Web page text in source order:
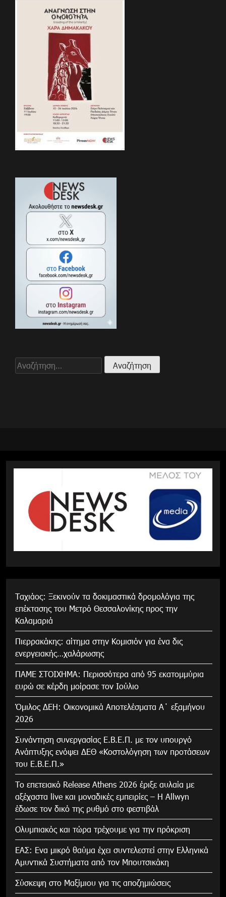
Αναζήτηση
για:
Tαχιάος: Ξεκινούν τα δοκιμαστικά δρομολόγια της
επέκτασης του Μετρό Θεσσαλονίκης προς την
Καλαμαριά
Πιερρακάκης: αίτημα στην Κομισιόν για ένα δις
ενεργειακής…χαλάρωσης
ΠΑΜΕ ΣΤΟΙΧΗΜΑ: Περισσότερα από 95 εκατομμύρια
ευρώ σε κέρδη μοίρασε τον Ιούλιο
Όμιλος ΔΕΗ: Οικονομικά Αποτελέσματα Α΄ εξαμήνου
2026
Συνάντηση συνεργασίας Ε.Β.Ε.Π. με τον υπουργό
Ανάπτυξης ενόψει ΔΕΘ «Κοστολόγηση των προτάσεων
του Ε.Β.Ε.Π.»
Το επετειακό Release Athens 2026 έριξε αυλαία με
αξέχαστα live και μοναδικές εμπειρίες – Η Allwyn
έδωσε τον δικό της ρυθμό στο φεστιβάλ
Ολυμπιακός και τώρα τρέχουμε για την πρόκριση
ΕΑΣ: Ενα μικρό θαύμα έχει συντελεστεί στην Ελληνικά
Αμυντικά Συστήματα από τον Μπουτσικάκη
Σύσκεψη στο Μαξίμιου για τις αποζημιώσεις